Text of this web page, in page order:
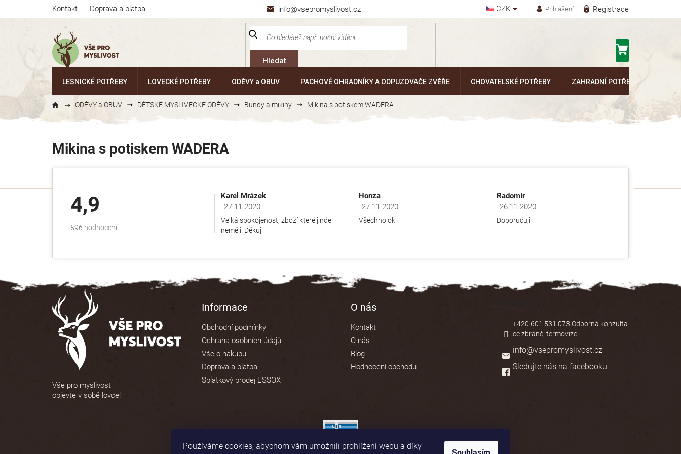
Používáme cookies, abychom vám umožnili prohlížení webu a díky
info@vsepromyslivost.cz
Kontakt Doprava a platba CZK Registrace
Přihlášení
Hledat
LESNICKÉ POTŘEBY LOVECKÉ POTŘEBY ODĚVY a OBUV PACHOVÉ OHRADNÍKY A ODPUZOVAČE ZVĚŘE CHOVATELSKÉ POTŘEBY ZAHRADNÍ POTŘEBY
ODĚVY a OBUV DĚTSKÉ MYSLIVECKÉ ODĚVY Bundy a mikiny Mikina s potiskem WADERA
Mikina s potiskem WADERA
4,9
Průměrné
5
hvězdiček.
596 hodnocení
Karel Mrázek
Hodnocení obchodu je 5 z 5 hvězdiček.
27.11.2020
Velká spokojenost, zboží které jinde
neměli. Děkuji
Honza
Hodnocení obchodu je 5 z 5 hvězdiček.
27.11.2020
Všechno ok.
Radomír
Hodnocení obchodu je 5 z 5 hvězdiček.
26.11.2020
Doporučuji
Vše pro myslivost
objevte v sobě lovce!
Informace
Obchodní podmínky
Ochrana osobních údajů
Vše o nákupu
Doprava a platba
Splátkový prodej ESSOX
O nás
Kontakt
O nás
Blog
Hodnocení obchodu
info@vsepromyslivost.cz
+420 601 531 073 Odborná konzulta
ce zbraně, termovize
Sledujte nás na facebooku